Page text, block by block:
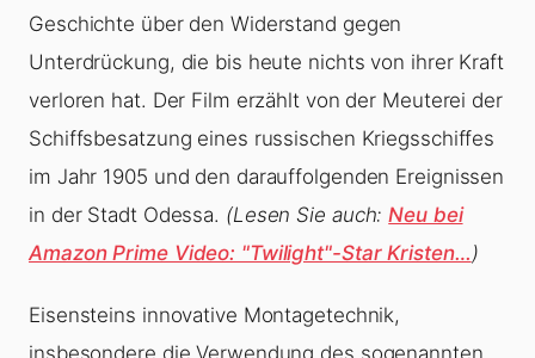
Geschichte über den Widerstand gegen
Unterdrückung, die bis heute nichts von ihrer Kraft
verloren hat. Der Film erzählt von der Meuterei der
Schiffsbesatzung eines russischen Kriegsschiffes
im Jahr 1905 und den darauffolgenden Ereignissen
in der Stadt Odessa. (Lesen Sie auch:Neu bei
Amazon Prime Video: "Twilight"-Star Kristen…)
Eisensteins innovative Montagetechnik,